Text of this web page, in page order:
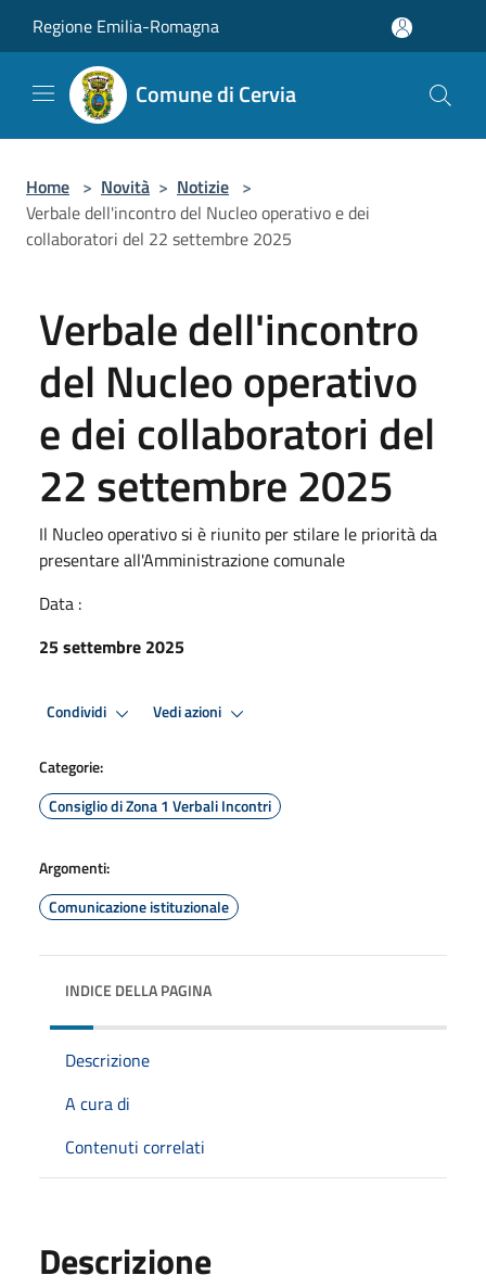
Regione Emilia-Romagna
Comune di Cervia
Home > Novità > Notizie >
Verbale dell'incontro del Nucleo operativo e dei
collaboratori del 22 settembre 2025
Verbale dell'incontro
del Nucleo operativo
e dei collaboratori del
22 settembre 2025
Il Nucleo operativo si è riunito per stilare le priorità da
presentare all'Amministrazione comunale
Data :
25 settembre 2025
Condividi Vedi azioni
Categorie:
Consiglio di Zona 1 Verbali Incontri
Argomenti:
Comunicazione istituzionale
INDICE DELLA PAGINA
Descrizione
A cura di
Contenuti correlati
Descrizione